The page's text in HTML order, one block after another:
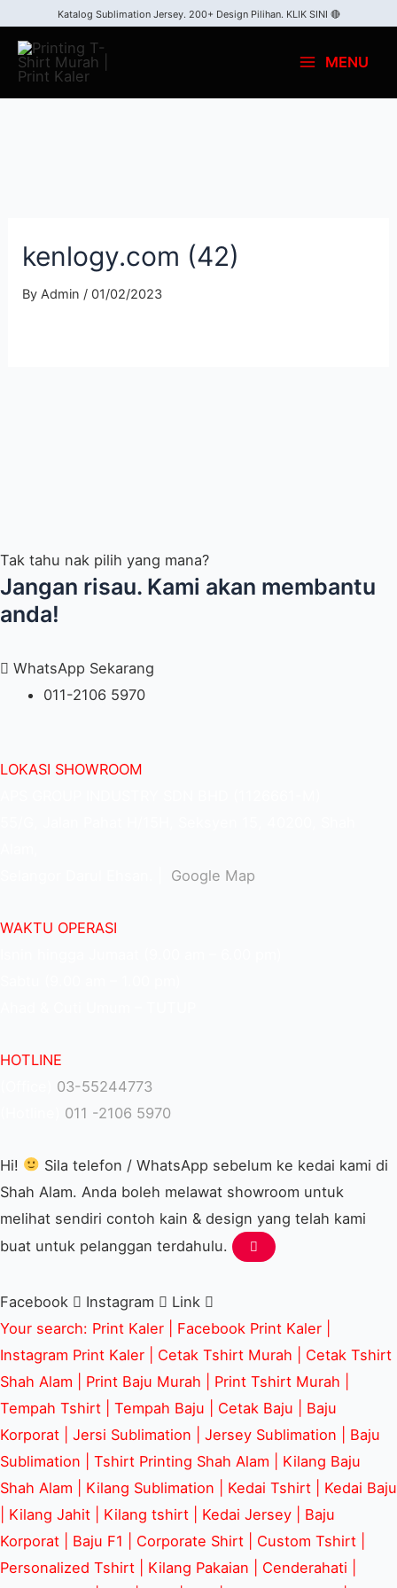
content
Katalog Sublimation Jersey. 200+ Design Pilihan. KLIK SINI 🔴
MENU
kenlogy.com (42)
ByAdmin / 01/02/2023
Tak tahu nak pilih yang mana?
Jangan risau. Kami akan membantu
anda!
WhatsApp Sekarang
011-2106 5970
LOKASI SHOWROOM
Google Map
WAKTU OPERASI
HOTLINE
03-55244773
011 -2106 5970
Hi!
Sila telefon / WhatsApp sebelum ke kedai kami di
Shah Alam. Anda boleh melawat showroom untuk
melihat sendiri contoh kain & design yang telah kami
buat untuk pelanggan terdahulu.
Facebook Instagram
Link
Your search: Print Kaler | Facebook Print Kaler
Instagram Print Kaler | Cetak Tshirt Murah | Cetak Tshirt
Shah Alam | Print Baju Murah | Print Tshirt Murah |
Tempah Tshirt | Tempah Baju | Cetak Baju | Baju
Korporat | Jersi Sublimation | Jersey Sublimation | Baju
Sublimation | Tshirt Printing Shah Alam | Kilang Baju
Shah Alam | Kilang Sublimation | Kedai Tshirt | Kedai Baju
| Kilang Jahit | Kilang tshirt | Kedai Jersey | Baju
Korporat | Baju F1 | Corporate Shirt | Custom Tshirt |
Personalized Tshirt | Kilang Pakaian | Cenderahati |